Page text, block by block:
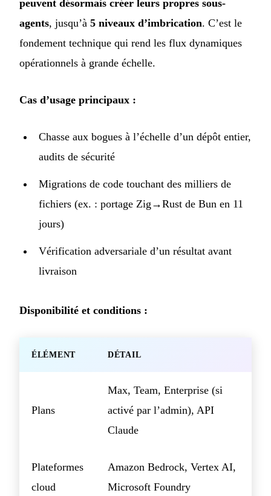
peuvent désormais créer leurs propres sous-
agents, jusqu’à 5 niveaux d’imbrication. C’est le
fondement technique qui rend les flux dynamiques
opérationnels à grande échelle.
Cas d’usage principaux :
Chasse aux bogues à l’échelle d’un dépôt entier,
audits de sécurité
Migrations de code touchant des milliers de
fichiers (ex. : portage Zig→Rust de Bun en 11
jours)
Vérification adversariale d’un résultat avant
livraison
Disponibilité et conditions :
ÉLÉMENT DÉTAIL
Plans
Max, Team, Enterprise (si
activé par l’admin), API
Claude
Plateformes
cloud
Amazon Bedrock, Vertex AI,
Microsoft Foundry